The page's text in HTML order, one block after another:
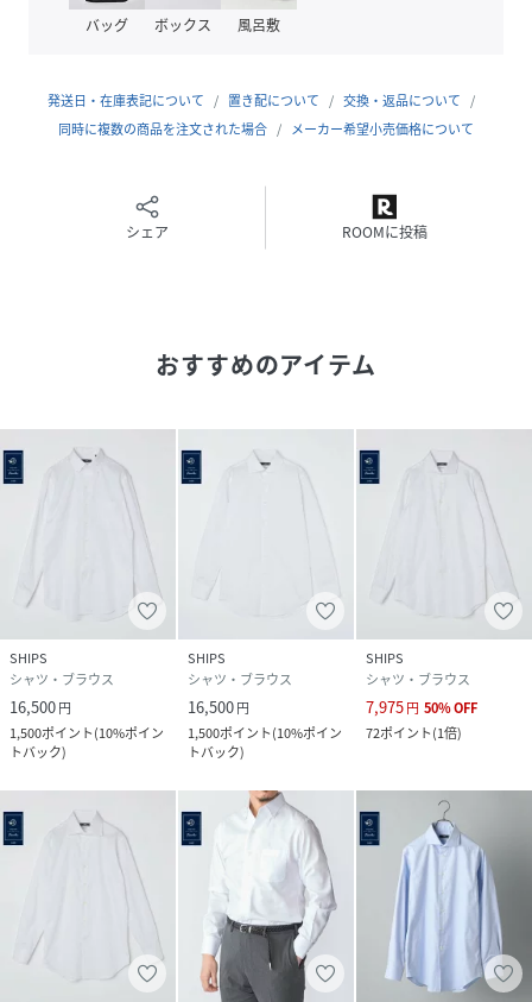
向上と美しい襟の立ち具合を実現。
ワイドカラー、ラウンドカフス、５mmステッチ
【スタイリング】
時間そのままにしますとしわの原因となります。
※末永く愛用頂く為に、アテンションタグ・洗濯ネームを必
ずご確認の上、着用又はお取り扱いください。
※撮影環境による光の当たり具合やパソコン・スマートフォ
ンなどの閲覧環境によって、実際の色味と異なって見える場
合があります。
商品の色味は商品単体で撮影した画像をご参照ください。
※画像の商品はサンプルです。
実際の商品と仕様、加工、サイズが若干異なる場合がござ
メンズ
ベトナム
コットン100%
バッグ ボックス 風呂敷
発送日・在庫表記について 置き配について
交換・返品について
同時に複数の商品を注文された場合
メーカー希望小売価格について
シェア ROOMに投稿
おすすめのアイテム
SHIPS
シャツ・ブラウス
16,500円
1,500ポイント(10%ポイン
トバック)
SHIPS
シャツ・ブラウス
16,500円
1,500ポイント(10%ポイン
トバック)
SHIPS
シャツ・ブラウス
7,975円 50%OFF
72ポイント(1倍)